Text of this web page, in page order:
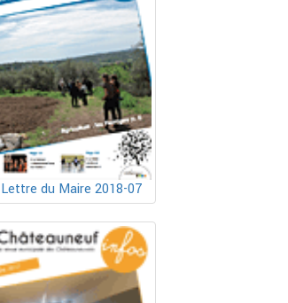
Lettre du Maire 2018-07